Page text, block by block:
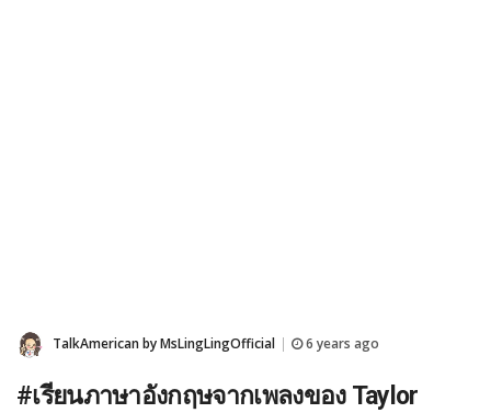
TalkAmerican by MsLingLingOfficial 6 years ago
#เรียนภาษาอังกฤษจากเพลงของ Taylor